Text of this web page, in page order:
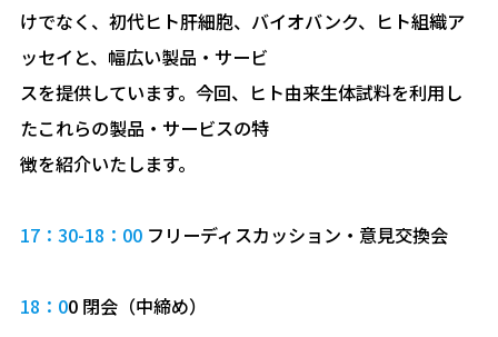
けでなく、初代ヒト肝細胞、バイオバンク、ヒト組織ア
ッセイと、幅広い製品・サービ
スを提供しています。今回、ヒト由来生体試料を利用し
たこれらの製品・サービスの特
徴を紹介いたします。
17：30-18：00フリーディスカッション・意見交換会
18：00 閉会（中締め）